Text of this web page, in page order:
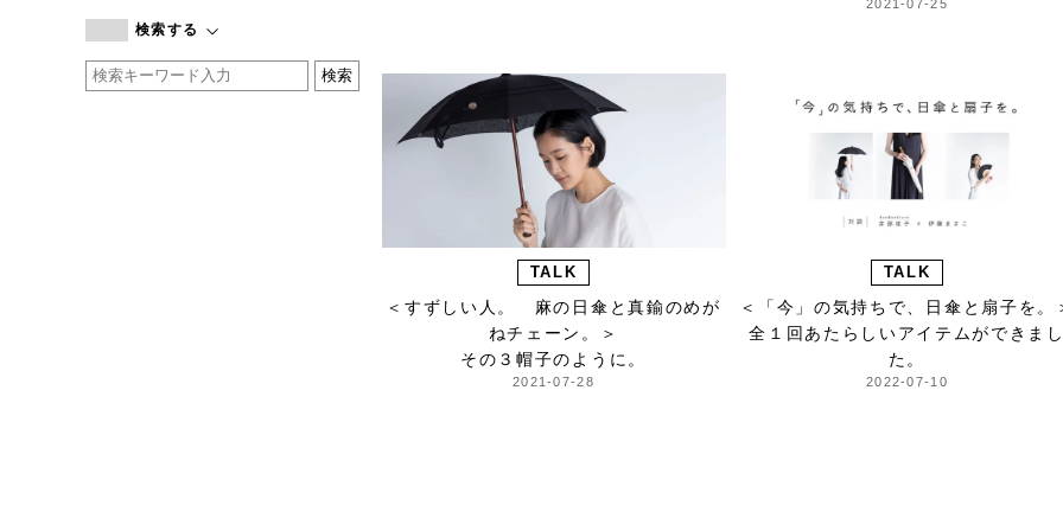
by basics
CATWORTH
検索する
2021-07-25
TALK
＜すずしい人。 麻の日傘と真鍮のめが
ねチェーン。＞
その３帽子のように。
2021-07-28
TALK
＜「今」の気持ちで、日傘と扇子を。
全１回あたらしいアイテムができまし
た。
2022-07-10